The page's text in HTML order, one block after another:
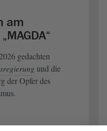
am
gedachten
und die
der Opfer des